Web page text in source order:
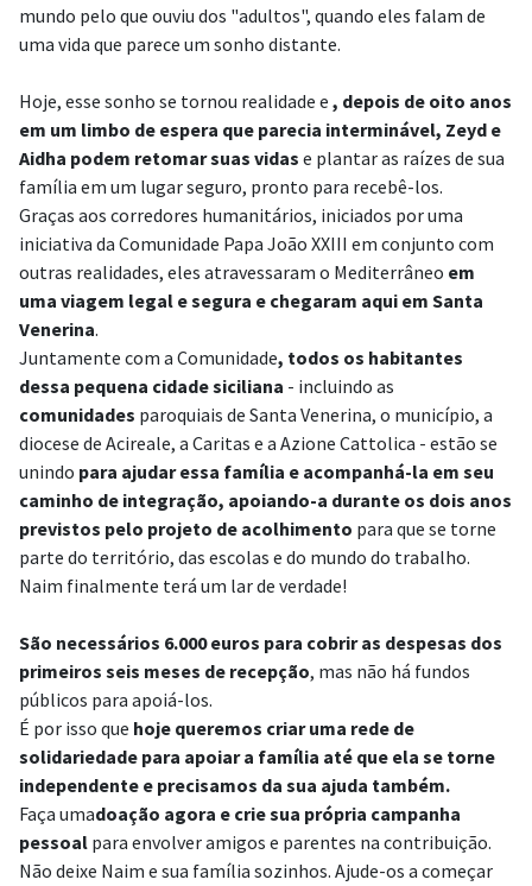
mundo pelo que ouviu dos "adultos", quando eles falam de
uma vida que parece um sonho distante.
Hoje, esse sonho se tornou realidade e , depois de oito anos
em um limbo de espera que parecia interminável, Zeyd e
Aidha podem retomar suas vidas e plantar as raízes de sua
família em um lugar seguro, pronto para recebê-los.
Graças aos corredores humanitários, iniciados por uma
iniciativa da Comunidade Papa João XXIII em conjunto com
outras realidades, eles atravessaram o Mediterrâneo em
uma viagem legal e segura e chegaram aqui em Santa
Venerina.
Juntamente com a Comunidade, todos os habitantes
dessa pequena cidade siciliana - incluindo as
comunidades paroquiais de Santa Venerina, o município, a
diocese de Acireale, a Caritas e a Azione Cattolica - estão se
unindo para ajudar essa família e acompanhá-la em seu
caminho de integração, apoiando-a durante os dois anos
previstos pelo projeto de acolhimento para que se torne
parte do território, das escolas e do mundo do trabalho.
Naim finalmente terá um lar de verdade!
São necessários 6.000 euros para cobrir as despesas dos
primeiros seis meses de recepção, mas não há fundos
públicos para apoiá-los.
É por isso que hoje queremos criar uma rede de
solidariedade para apoiar a família até que ela se torne
independente e precisamos da sua ajuda também.
Faça umadoação agora e crie sua própria campanha
pessoal para envolver amigos e parentes na contribuição.
Não deixe Naim e sua família sozinhos. Ajude-os a começar